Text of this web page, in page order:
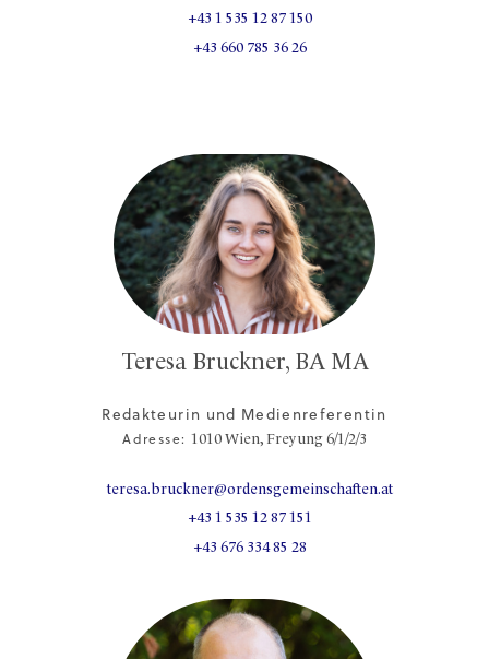
+43 1 535 12 87 150
+43 660 785 36 26
Teresa Bruckner, BA MA
Redakteurin und Medienreferentin
Adresse: 1010 Wien, Freyung 6/1/2/3
teresa.bruckner@ordensgemeinschaften.at
+43 1 535 12 87 151
+43 676 334 85 28